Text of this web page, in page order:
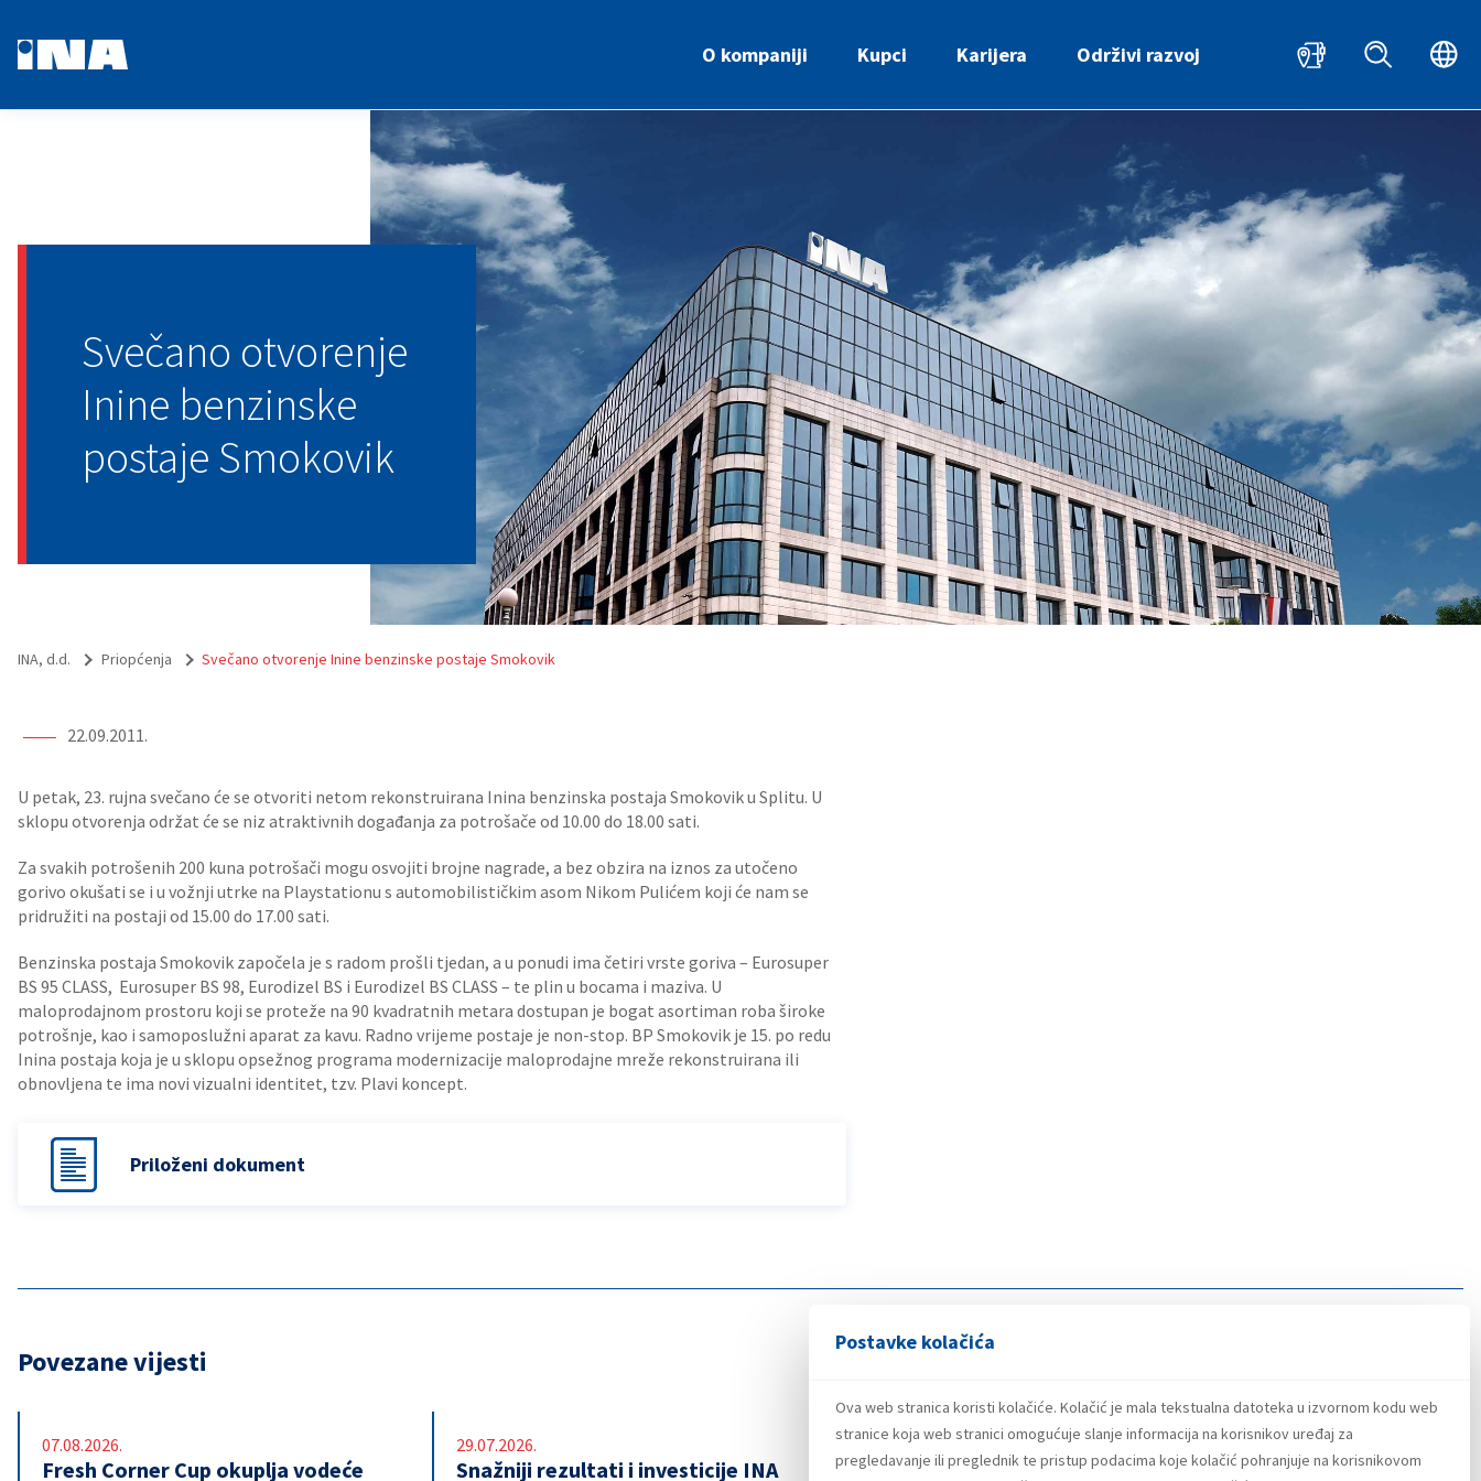
Postavke kolačića
Ova web stranica koristi kolačiće. Kolačić je mala tekstualna datoteka u izvornom kodu web
stranice koja web stranici omogućuje slanje informacija na korisnikov uređaj za
pregledavanje ili preglednik te pristup podacima koje kolačić pohranjuje na korisnikovom
O kompaniji Kupci Karijera Održivi razvoj
Svečano otvorenje
Inine benzinske
postaje Smokovik
INA, d.d. Priopćenja Svečano otvorenje Inine benzinske postaje Smokovik
22.09.2011.
U petak, 23. rujna svečano će se otvoriti netom rekonstruirana Inina benzinska postaja Smokovik u Splitu. U
sklopu otvorenja održat će se niz atraktivnih događanja za potrošače od 10.00 do 18.00 sati.
Za svakih potrošenih 200 kuna potrošači mogu osvojiti brojne nagrade, a bez obzira na iznos za utočeno
gorivo okušati se i u vožnji utrke na Playstationu s automobilističkim asom Nikom Pulićem koji će nam se
pridružiti na postaji od 15.00 do 17.00 sati.
Benzinska postaja Smokovik započela je s radom prošli tjedan, a u ponudi ima četiri vrste goriva – Eurosuper
BS 95 CLASS, Eurosuper BS 98, Eurodizel BS i Eurodizel BS CLASS – te plin u bocama i maziva. U
maloprodajnom prostoru koji se proteže na 90 kvadratnih metara dostupan je bogat asortiman roba široke
potrošnje, kao i samoposlužni aparat za kavu. Radno vrijeme postaje je non-stop. BP Smokovik je 15. po redu
Inina postaja koja je u sklopu opsežnog programa modernizacije maloprodajne mreže rekonstruirana ili
obnovljena te ima novi vizualni identitet, tzv. Plavi koncept.
Priloženi dokument
Povezane vijesti
07.08.2026.
Fresh Corner Cup okuplja vodeće
29.07.2026.
Snažniji rezultati i investicije INA